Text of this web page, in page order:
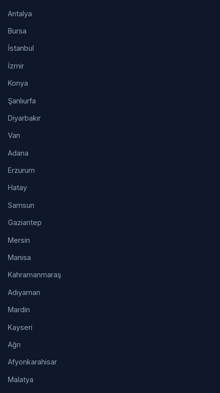
Antalya
Bursa
İstanbul
İzmir
Konya
Şanlıurfa
Diyarbakır
Van
Adana
Erzurum
Hatay
Samsun
Gaziantep
Mersin
Manisa
Kahramanmaraş
Adıyaman
Mardin
Kayseri
Ağrı
Afyonkarahisar
Malatya